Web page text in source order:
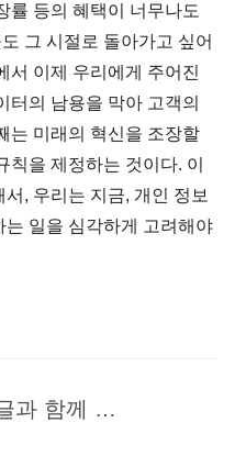
률 등의 혜택이 너무나도
그 시절로 돌아가고 싶어
서 이제 우리에게 주어진
터의 남용을 막아 고객의
는 미래의 혁신을 조장할
을 제정하는 것이다. 이
, 우리는 지금, 개인 정보
는 일을 심각하게 고려해야
과 함께 …